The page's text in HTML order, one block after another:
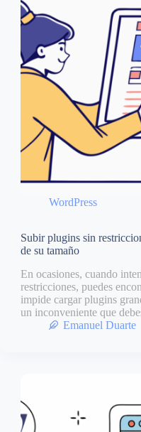
WordPress
Subir plugins sin
de su tamaño
En ocasiones, cuando
restricciones, puedes
impide cargar plugins
un inconveniente que
Emanuel Duarte